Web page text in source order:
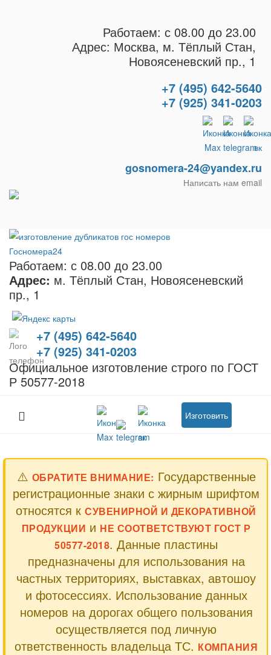
Работаем: с 08.00 до 23.00
Адрес: Москва, м. Тёплый Стан,
Новоясеневский пр., 1
+7 (495) 642-5640
+7 (925) 341-0203
gosnomera-24@yandex.ru
Написать нам email
Работаем: с 08.00 до 23.00
Адрес: м. Тёплый Стан, Новоясеневский
пр., 1
+7 (495) 642-5640
+7 (925) 341-0203
Официальное изготовление строго по ГОСТ
Р 50577-2018
Изготовить
⚠️ ОБРАТИТЕ ВНИМАНИЕ: Государственные
регистрационные знаки с жирным шрифтом
относятся кСУВЕНИРНОЙ И ДЕКОРАТИВНОЙ
ПРОДУКЦИИ и НЕ СООТВЕТСТВУЮТ ГОСТ Р
50577-2018. Данные пластины
предназначены для использования на
частных территориях, выставках, автошоу
и фотосессиях. Использование данных
номеров на дорогах общего пользования
осуществляется под личную
ответственность владельца ТС. КОМПАНИЯ